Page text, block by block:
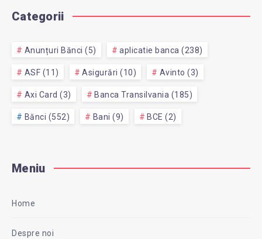
Categorii
Anunțuri Bănci (5) aplicatie banca (238)
ASF (11) Asigurări (10) Avinto (3)
Axi Card (3) Banca Transilvania (185)
Bănci (552) Bani (9) BCE (2)
Meniu
Home
Despre noi